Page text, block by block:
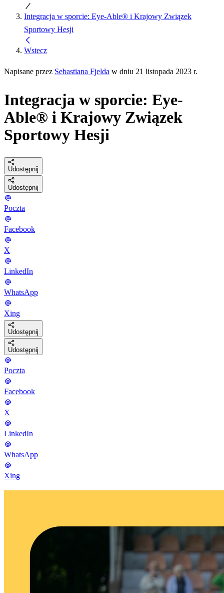
Integracja w sporcie: Eye-Able® i Krajowy Związek
Sportowy Hesji
Wstecz
Napisane przez Sebastiana Fjelda w dniu 21 listopada 2023 r.
Integracja w sporcie: Eye-
Able® i Krajowy Związek
Sportowy Hesji
Udostępnij
Udostępnij
Poczta
Facebook
X
LinkedIn
WhatsApp
Xing
Udostępnij
Udostępnij
Poczta
Facebook
X
LinkedIn
WhatsApp
Xing